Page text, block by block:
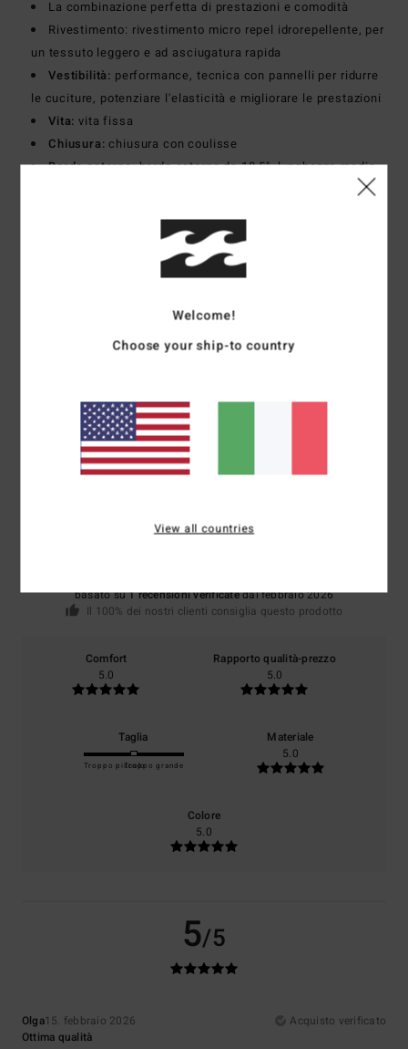
La combinazione perfetta di prestazioni e comodità
Rivestimento: rivestimento micro repel idrorepellente, per
un tessuto leggero e ad asciugatura rapida
Vestibilità: performance, tecnica con pannelli per ridurre
le cuciture, potenziare l'elasticità e migliorare le prestazioni
Vita: vita fissa
Chiusura: chiusura con coulisse
Bordo esterno:bordo esterno da 18,5", lunghezza media
elevano il tuo stile verso nuovi orizzonti
90% poliestere riciclato 10% elastan
Spedizioni e Resi
Recensioni dei clienti
5.0/5
basato su1 recensioni verificatedal febbraio 2026
Il 100% dei nostri clienti consiglia questo prodotto
Comfort
5.0
Rapporto qualità-prezzo
5.0
Taglia
Troppo piccoloTroppo grande
Materiale
5.0
Colore
5.0
5/5
Olga15. febbraio 2026
Acquisto verificato
Ottima qualità
Welcome!
Choose your ship-to country
View all countries